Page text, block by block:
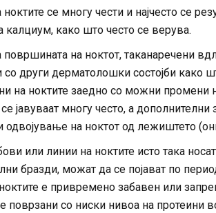
се многу чести и најчесто се
калциум, како што често се верува.
на ноктот, таканаречени
со други дерматолошки состојби како
на ноктите заедно со можни промени
јавуваат многу често, а
одвојување на ноктот од лежиштето
или линии на ноктите исто така
бразди, можат да се појават по
ноктите е привремено забавен или
со ниски нивоа на протеини